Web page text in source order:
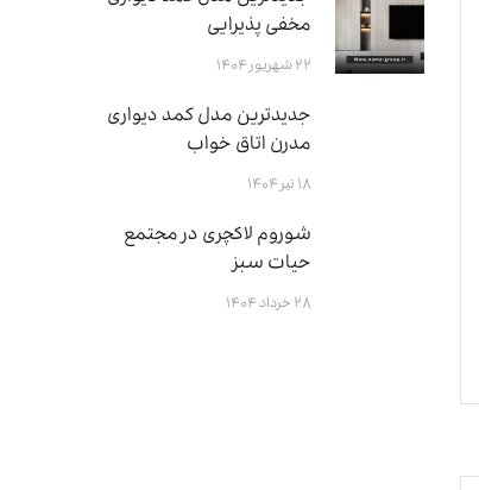
مخفی پذیرایی
۲۲ شهریور ۱۴۰۴
جدیدترین مدل کمد دیواری
مدرن اتاق خواب
۱۸ تیر ۱۴۰۴
شوروم لاکچری در مجتمع
حیات سبز
۲۸ خرداد ۱۴۰۴